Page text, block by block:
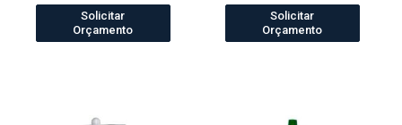
Solicitar
Orçamento
Solicitar
Orçamento